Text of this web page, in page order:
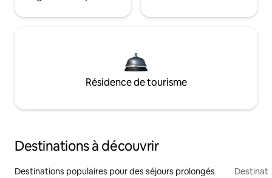
Résidence de tourisme
Destinations à découvrir
Destinations populaires pour des séjours prolongés